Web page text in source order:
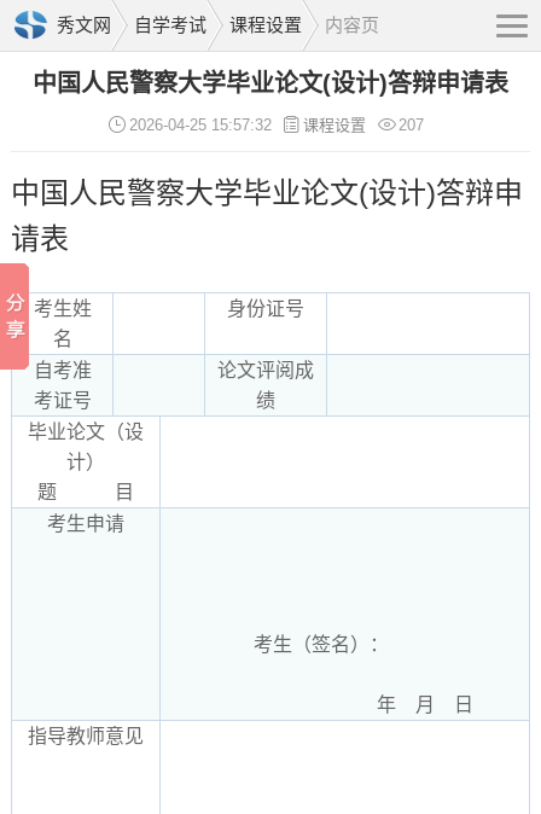
秀文网 自学考试 课程设置 内容页
中国人民警察大学毕业论文(设计)答辩申请表
2026-04-25 15:57:32 课程设置 207
中国人民警察大学毕业论文(设计)答辩申
请表
考生姓
名
身份证号
自考准
考证号
论文评阅成
绩
毕业论文（设
计）
题 目
考生申请
考生（签名）：
年 月 日
指导教师意见